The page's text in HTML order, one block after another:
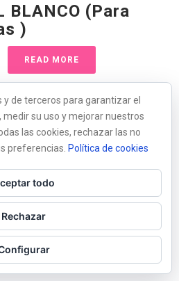
BLANCO (Para
)
READ MORE
de terceros para garantizar el
su uso y mejorar nuestros
las cookies, rechazar las no
preferencias. Política de cookies
todo
Rechazar